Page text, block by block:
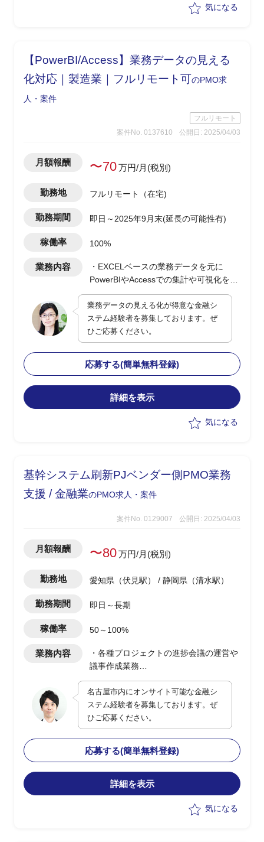
気になる
【PowerBI/Access】業務データの見える
化対応｜製造業｜フルリモート可のPMO求
人・案件
フルリモート
案件No. 0137610
公開日: 2025/04/03
月額報酬 〜70万円/月(税別)
勤務地 フルリモート（在宅)
勤務期間 即日～2025年9月末(延長の可能性有)
稼働率 100%
業務内容
・EXCELベースの業務データを元に
PowerBIやAccessでの集計や可視化を実
施(0.5人月)
・顧客PJの決裁/発注/契約などの各種手
続き支援(0.5人月)
業務データの見える化が得意な金融シ
ステム経験者を募集しております。ぜ
ひご応募ください。
応募する(簡単無料登録)
詳細を表示
気になる
基幹システム刷新PJベンダー側PMO業務
支援 / 金融業のPMO求人・案件
案件No. 0129007 公開日: 2025/04/03
月額報酬 〜80万円/月(税別)
勤務地 愛知県（伏見駅） / 静岡県（清水駅）
勤務期間 即日～長期
稼働率 50～100%
業務内容
・各種プロジェクトの進捗会議の運営や
議事作成業務
・開発担当者の成果物のモニタリング
・案件開発におけるプロジェクト計画作
成の支援業務
名古屋市内にオンサイト可能な金融シ
ステム経験者を募集しております。ぜ
ひご応募ください。
応募する(簡単無料登録)
詳細を表示
気になる